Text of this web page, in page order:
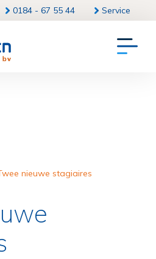
0184 - 67 55 44 Service
nieuwe stagiaires